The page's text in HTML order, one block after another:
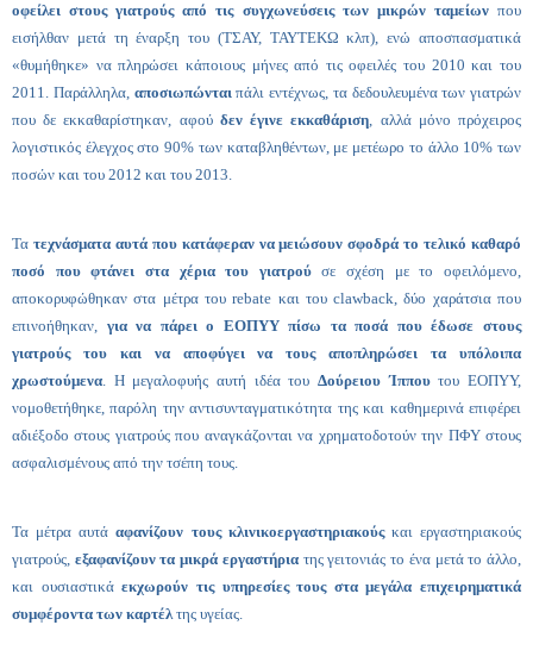
οφείλει στους γιατρούς από τις συγχωνεύσεις των μικρών ταμείωνπου
εισήλθαν μετά τη έναρξη του (ΤΣΑΥ, ΤΑΥΤΕΚΩ κλπ), ενώ αποσπασματικά
«θυμήθηκε» να πληρώσει κάποιους μήνες από τις οφειλές του 2010 και του
2011. Παράλληλα, αποσιωπώνταιπάλι εντέχνως, τα δεδουλευμένα των γιατρών
που δε εκκαθαρίστηκαν, αφού δεν έγινε εκκαθάριση, αλλά μόνο πρόχειρος
λογιστικός έλεγχος στο 90% των καταβληθέντων, με μετέωρο το άλλο 10% των
ποσών και του 2012 και του 2013.
Τα τεχνάσματα αυτά που κατάφεραν να μειώσουν σφοδρά το τελικό καθαρό
ποσό που φτάνει στα χέρια του γιατρούσε σχέση με το οφειλόμενο,
αποκορυφώθηκαν στα μέτρα τουrebate και τουclawback, δύο χαράτσια που
επινοήθηκαν, για να πάρει ο ΕΟΠΥΥ πίσω τα ποσά που έδωσε στους
γιατρούς του και να αποφύγει να τους αποπληρώσει τα υπόλοιπα
χρωστούμενα. Η μεγαλοφυής αυτή ιδέα του Δούρειου Ίππουτου ΕΟΠΥΥ,
νομοθετήθηκε, παρόλη την αντισυνταγματικότητα της και καθημερινά επιφέρει
αδιέξοδο στους γιατρούς που αναγκάζονται να χρηματοδοτούν την ΠΦΥ στους
ασφαλισμένους από την τσέπη τους.
Τα μέτρα αυτάαφανίζουν τους κλινικοεργαστηριακούςκαι εργαστηριακούς
γιατρούς, εξαφανίζουν τα μικρά εργαστήριατης γειτονιάς το ένα μετά το άλλο,
και ουσιαστικάεκχωρούν τις υπηρεσίες τους στα μεγάλα επιχειρηματικά
συμφέροντα των καρτέλτης υγείας.